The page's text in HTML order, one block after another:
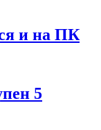
и на ПК
5